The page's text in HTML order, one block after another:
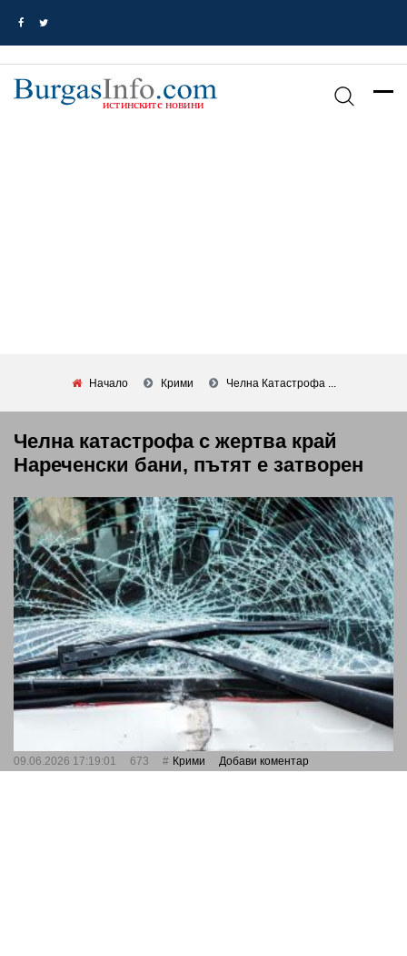
Начало Крими Челна Катастрофа ...
Челна катастрофа с жертва край
Нареченски бани, пътят е затворен
09.06.2026 17:19:01 673 Крими Добави коментар